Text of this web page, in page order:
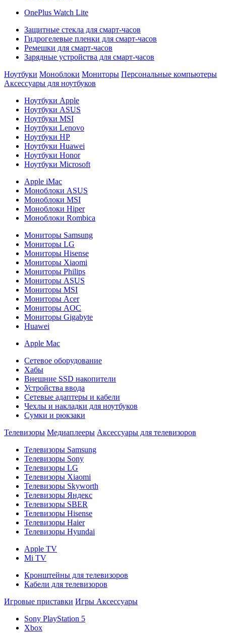
OnePlus Watch Lite
Защитные стекла для смарт-часов
Гидрогелевые пленки для смарт-часов
Ремешки для смарт-часов
Зарядные устройства для смарт-часов
Ноутбуки Моноблоки Мониторы Персональные компьютеры
Аксессуары для ноутбуков
Ноутбуки Apple
Ноутбуки ASUS
Ноутбуки MSI
Ноутбуки Lenovo
Ноутбуки HP
Ноутбуки Huawei
Ноутбуки Honor
Ноутбуки Microsoft
Apple iMac
Моноблоки ASUS
Моноблоки MSI
Моноблоки Hiper
Моноблоки Rombica
Мониторы Samsung
Мониторы LG
Мониторы Hisense
Мониторы Xiaomi
Мониторы Philips
Мониторы ASUS
Мониторы MSI
Мониторы Acer
Мониторы AOC
Мониторы Gigabyte
Huawei
Apple Mac
Сетевое оборудование
Хабы
Внешние SSD накопители
Устройства ввода
Сетевые адаптеры и кабели
Чехлы и накладки для ноутбуков
Сумки и рюкзаки
Телевизоры Медиаплееры Аксессуары для телевизоров
Телевизоры Samsung
Телевизоры Sony
Телевизоры LG
Телевизоры Xiaomi
Телевизоры Skyworth
Телевизоры Яндекс
Телевизоры SBER
Телевизоры Hisense
Телевизоры Haier
Телевизоры Hyundai
Apple TV
Mi TV
Кронштейны для телевизоров
Кабели для телевизоров
Игровые приставки Игры Аксессуары
Sony PlayStation 5
Xbox